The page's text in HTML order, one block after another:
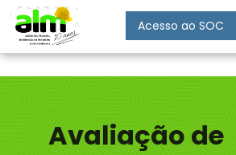
Acesso ao SOC
Avaliação de
Enviar